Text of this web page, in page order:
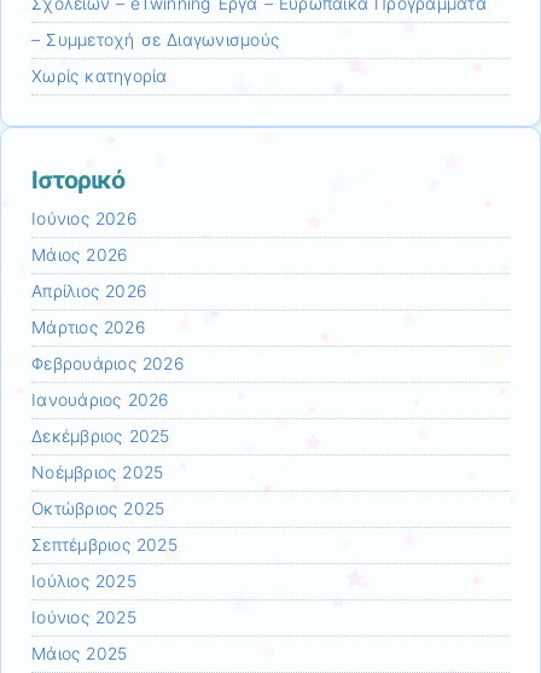
Σχολείων – eTwinning Έργα – Ευρωπαϊκά Προγράμματα
– Συμμετοχή σε Διαγωνισμούς
Χωρίς κατηγορία
Ιστορικό
Ιούνιος 2026
Μάιος 2026
Απρίλιος 2026
Μάρτιος 2026
Φεβρουάριος 2026
Ιανουάριος 2026
Δεκέμβριος 2025
Νοέμβριος 2025
Οκτώβριος 2025
Σεπτέμβριος 2025
Ιούλιος 2025
Ιούνιος 2025
Μάιος 2025